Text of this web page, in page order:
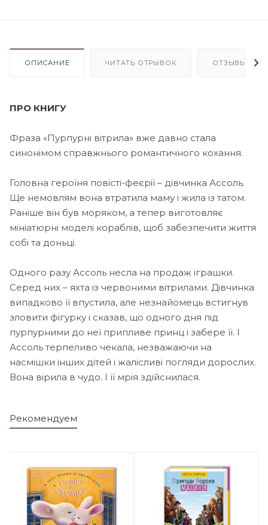
ОПИСАНИЕ ЧИТАТЬ ОТРЫВОК ОТЗЫВЫ
ПРО КНИГУ
Фраза «Пурпурні вітрила» вже давно стала
синонімом справжнього романтичного кохання.
Головна героїня повісті-феєрії – дівчинка Ассоль.
Ще немовлям вона втратила маму і жила із татом.
Раніше він був моряком, а тепер виготовляє
мініатюрні моделі кораблів, щоб забезпечити життя
собі та доньці.
Одного разу Ассоль несла на продаж іграшки.
Серед них – яхта із червоними вітрилами. Дівчинка
випадково її впустила, але незнайомець встигнув
зловити фігурку і сказав, що одного дня під
пурпурними до неї припливе принц і забере її. І
Ассоль терпеливо чекала, незважаючи на
насмішки інших дітей і жалісливі погляди дорослих.
Вона вірила в чудо. І її мрія здійснилася.
Рекомендуем